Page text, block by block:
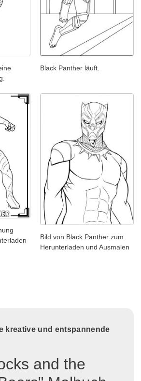
Black Panther läuft.
Bild von Black Panther zum
Herunterladen und Ausmalen
kreative und entspannende
and the